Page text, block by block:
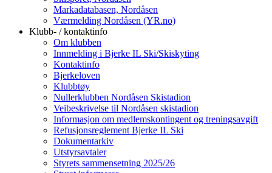
Markadatabasen, Nordåsen
Værmelding Nordåsen (YR.no)
Klubb- / kontaktinfo
Om klubben
Innmelding i Bjerke IL Ski/Skiskyting
Kontaktinfo
Bjerkeloven
Klubbtøy
Nullerklubben Nordåsen Skistadion
Veibeskrivelse til Nordåsen skistadion
Informasjon om medlemskontingent og treningsavgift
Refusjonsreglement Bjerke IL Ski
Dokumentarkiv
Utstyrsavtaler
Styrets sammensetning 2025/26